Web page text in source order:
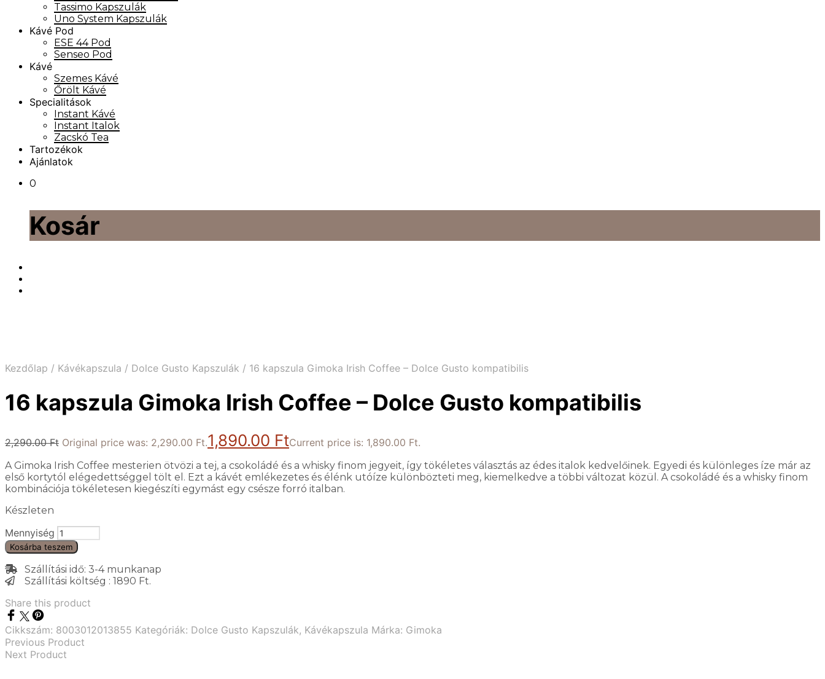
Tassimo Kapszulák
Uno System Kapszulák
Kávé Pod
ESE 44 Pod
Senseo Pod
Kávé
Szemes Kávé
Őrölt Kávé
Specialitások
Instant Kávé
Instant Italok
Zacskó Tea
Tartozékok
Ajánlatok
0
Kosár
Kezdőlap / Kávékapszula / Dolce Gusto Kapszulák / 16 kapszula Gimoka Irish Coffee – Dolce Gusto kompatibilis
16 kapszula Gimoka Irish Coffee – Dolce Gusto kompatibilis
2,290.00Ft Original price was: 2,290.00 Ft.1,890.00 FtCurrent price is: 1,890.00 Ft.
A Gimoka Irish Coffee mesterien ötvözi a tej, a csokoládé és a whisky finom jegyeit, így tökéletes választás az édes italok kedvelőinek. Egyedi és különleges íze már az
első kortytól elégedettséggel tölt el. Ezt a kávét emlékezetes és élénk utóíze különbözteti meg, kiemelkedve a többi változat közül. A csokoládé és a whisky finom
kombinációja tökéletesen kiegészíti egymást egy csésze forró italban.
Készleten
Mennyiség
Kosárba teszem
Szállítási idő: 3-4 munkanap
Szállítási költség : 1890 Ft.
Share this product
Cikkszám: 8003012013855 Kategóriák: Dolce Gusto Kapszulák, Kávékapszula Márka: Gimoka
Previous Product
Next Product